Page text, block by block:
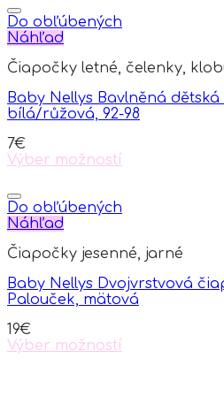
Do obľúbených
Náhľad
Čiapočky letné, čelenky,
Baby Nellys Bavlněná
bílá/růžová, 92-98
7€
Výber možností
product
has
multiple
The
may
be
on
the
Do obľúbených
Náhľad
Čiapočky jesenné, jarné
Baby Nellys Dvojvrstvová
Palouček, mätová
19€
Výber možností